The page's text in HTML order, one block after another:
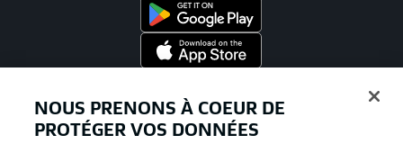
NOUS PRENONS À COEUR DE
PROTÉGER VOS DONNÉES